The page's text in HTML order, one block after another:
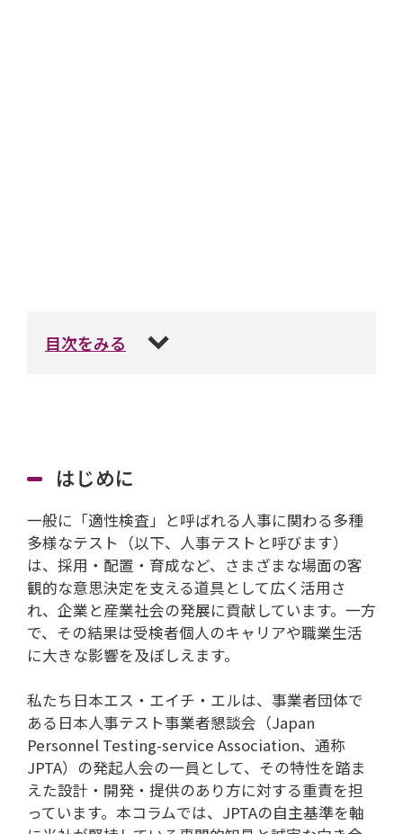
目次をみる
はじめに
一般に「適性検査」と呼ばれる人事に関わる多種
多様なテスト（以下、人事テストと呼びます）
は、採用・配置・育成など、さまざまな場面の客
観的な意思決定を支える道具として広く活用さ
れ、企業と産業社会の発展に貢献しています。一方
で、その結果は受検者個人のキャリアや職業生活
に大きな影響を及ぼしえます。
私たち日本エス・エイチ・エルは、事業者団体で
ある日本人事テスト事業者懇談会（Japan
Personnel Testing-service Association、通称
JPTA）の発起人会の一員として、その特性を踏ま
えた設計・開発・提供のあり方に対する重責を担
っています。本コラムでは、JPTAの自主基準を軸